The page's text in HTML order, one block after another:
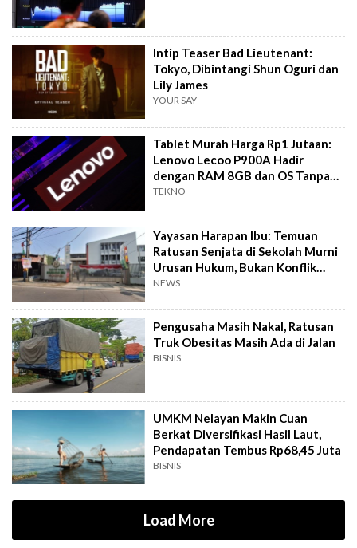
Intip Teaser Bad Lieutenant:
Tokyo, Dibintangi Shun Oguri dan
Lily James
YOUR SAY
Tablet Murah Harga Rp1 Jutaan:
Lenovo Lecoo P900A Hadir
dengan RAM 8GB dan OS Tanpa
Iklan
TEKNO
Yayasan Harapan Ibu: Temuan
Ratusan Senjata di Sekolah Murni
Urusan Hukum, Bukan Konflik
Internal
NEWS
Pengusaha Masih Nakal, Ratusan
Truk Obesitas Masih Ada di Jalan
BISNIS
UMKM Nelayan Makin Cuan
Berkat Diversifikasi Hasil Laut,
Pendapatan Tembus Rp68,45 Juta
BISNIS
Load More